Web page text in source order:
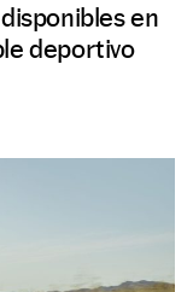
en
deportivo